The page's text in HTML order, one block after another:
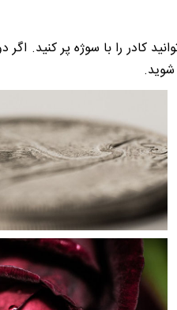
کادر را با سوژه پر کنید.